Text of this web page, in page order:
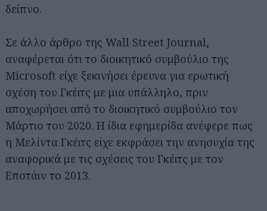
δείπνο.
Σε άλλο άρθρο της Wall Street Journal,
αναφέρεται ότι το διοικητικό συμβούλιο της
Microsoft είχε ξεκινήσει έρευνα για ερωτική
σχέση του Γκέιτς με μια υπάλληλο, πριν
αποχωρήσει από το διοικητικό συμβούλιο τον
Μάρτιο του 2020. Η ίδια εφημερίδα ανέφερε πως
η Μελίντα Γκέιτς είχε εκφράσει την ανησυχία της
αναφορικά με τις σχέσεις του Γκέιτς με τον
Επστάιν το 2013.